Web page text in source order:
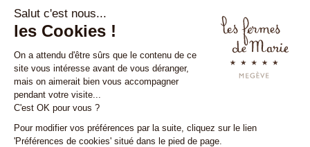
minibar, machine à café Nespresso, bouilloire et plateau de
courtoisie (choix de thé et infusions).
Animaux admis.